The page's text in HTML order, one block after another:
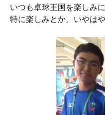
いつも卓球王国を楽しみ
特に楽しみとか。いやは